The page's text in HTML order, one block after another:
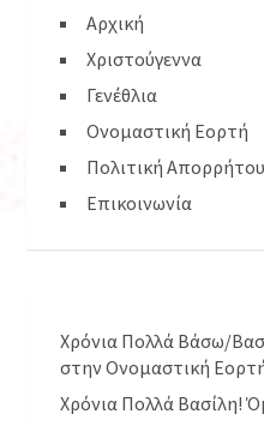
Αρχική
Χριστούγεννα
Γενέθλια
Ονομαστική Εορτή
Πολιτική Απορρήτου
Επικοινωνία
Χρόνια Πολλά Βάσω/
στην Ονομαστική
Χρόνια Πολλά Βασίλη!